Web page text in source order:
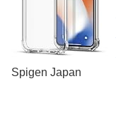
Spigen Japan